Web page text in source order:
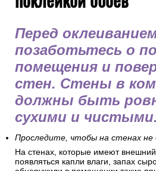
Перед
позаботьтесь о
помещения и
стен. Стены в
должны быть
сухими и чистыми.
Проследите, чтобы на стенах не
На стенах, которые имеют внешний
появляться капли влаги, запах